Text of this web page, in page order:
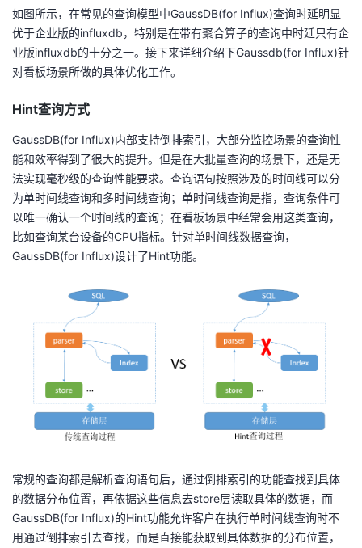
如图所示，在常见的查询模型中GaussDB(for Influx)查询时延明显
优于企业版的influxdb，特别是在带有聚合算子的查询中时延只有企
业版influxdb的十分之一。接下来详细介绍下Gaussdb(for Influx)针
对看板场景所做的具体优化工作。
Hint查询方式
GaussDB(for Influx)内部支持倒排索引，大部分监控场景的查询性
能和效率得到了很大的提升。但是在大批量查询的场景下，还是无
法实现毫秒级的查询性能要求。查询语句按照涉及的时间线可以分
为单时间线查询和多时间线查询；单时间线查询是指，查询条件可
以唯一确认一个时间线的查询；在看板场景中经常会用这类查询，
比如查询某台设备的CPU指标。针对单时间线数据查询，
GaussDB(for Influx)设计了Hint功能。
常规的查询都是解析查询语句后，通过倒排索引的功能查找到具体
的数据分布位置，再依据这些信息去store层读取具体的数据，而
GaussDB(for Influx)的Hint功能允许客户在执行单时间线查询时不
用通过倒排索引去查找，而是直接能获取到具体数据的分布位置，